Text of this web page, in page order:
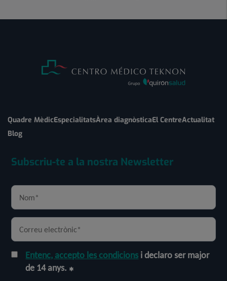
Quadre MèdicEspecialitatsÀrea diagnòsticaEl CentreActualitat
Blog
Subscriu-te a la nostra Newsletter
Entenc, accepto les condicions i declaro ser major
de 14 anys.